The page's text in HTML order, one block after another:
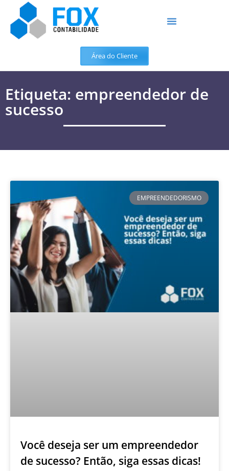
Área do Cliente
Etiqueta: empreendedor de
sucesso
EMPREENDEDORISMO
Você deseja ser um empreendedor
de sucesso? Então, siga essas dicas!